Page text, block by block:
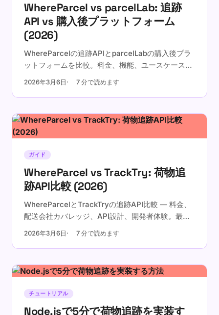
WhereParcel vs parcelLab: 追跡
API vs 購入後プラットフォーム
(2026)
WhereParcelの追跡APIとparcelLabの購入後プラ
ットフォームを比較。料金、機能、ユースケースの
違いを理解しましょう。
2026年3月6日 7 分で読めます
ガイド
WhereParcel vs TrackTry: 荷物追
跡API比較 (2026)
WhereParcelとTrackTryの追跡API比較 — 料金、
配送会社カバレッジ、API設計、開発者体験。最適
な追跡APIを選びましょう。
2026年3月6日 7 分で読めます
チュートリアル
Node.jsで5分で荷物追跡を実装す